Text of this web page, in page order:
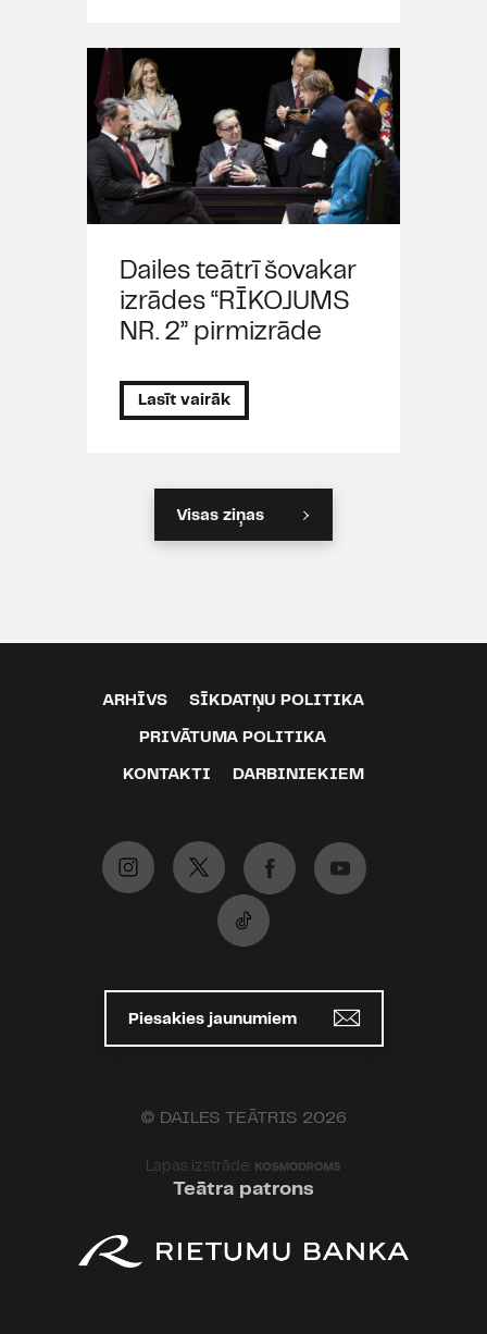
Dailes teātrī šovakar
izrādes “RĪKOJUMS
NR. 2” pirmizrāde
Lasīt vairāk
Visas ziņas
ARHĪVS SĪKDATŅU POLITIKA
PRIVĀTUMA POLITIKA
KONTAKTI DARBINIEKIEM
Piesakies jaunumiem
© DAILES TEĀTRIS 2026
Lapas izstrāde:
Teātra patrons